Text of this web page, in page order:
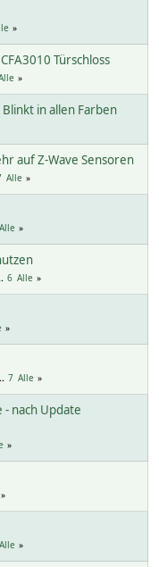
Türschloss
in allen Farben
auf Z-Wave Sensoren
Alle
Alle
6 Alle
7 Alle
- nach Update
Alle